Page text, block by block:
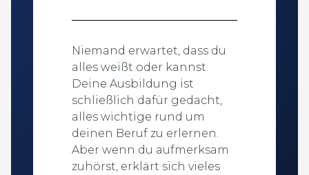
Niemand erwartet, dass du
alles weißt oder kannst.
Deine Ausbildung ist
schließlich dafür gedacht,
alles wichtige rund um
deinen Beruf zu erlernen.
Aber wenn du aufmerksam
zuhörst, erklärt sich vieles